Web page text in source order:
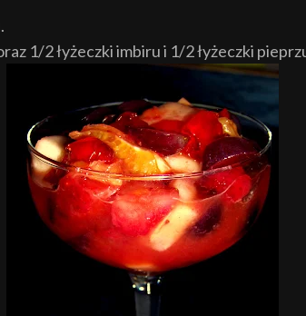
1/2 łyżeczki imbiru i 1/2 łyżeczki